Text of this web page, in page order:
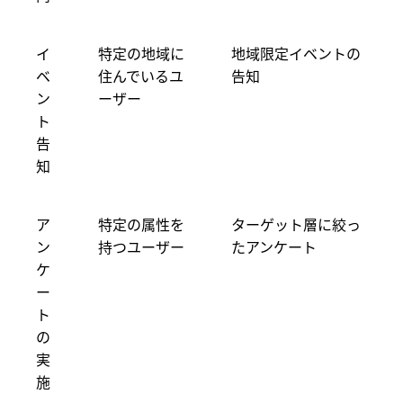
イ
ベ
ン
ト
告
知
特定の地域に
住んでいるユ
ーザー
地域限定イベントの
告知
ア
ン
ケ
ー
ト
の
実
施
特定の属性を
持つユーザー
ターゲット層に絞っ
たアンケート